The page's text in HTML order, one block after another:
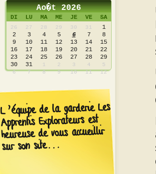
Ao�t 2026
DI LU MA ME JE VE SA
26 27 28 29 30 31
1
2
3 4 5 6 7
8
9
10 11 12 13 14
15
16
17 18 19 20 21
22
23
24 25 26 27 28
29
30
31 1 2 3 4
5
6
7 8 9 10 11 12
L’équipe de la garderie Les
Apprentis Explorateurs est
heureuse de vous accueillir
sur son site...